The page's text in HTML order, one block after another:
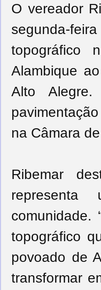
O vereador
segunda-
topográfico
Alambique
Alto
na Câmara
Ribemar
comunidade.
topográfico
povoado de
transformar